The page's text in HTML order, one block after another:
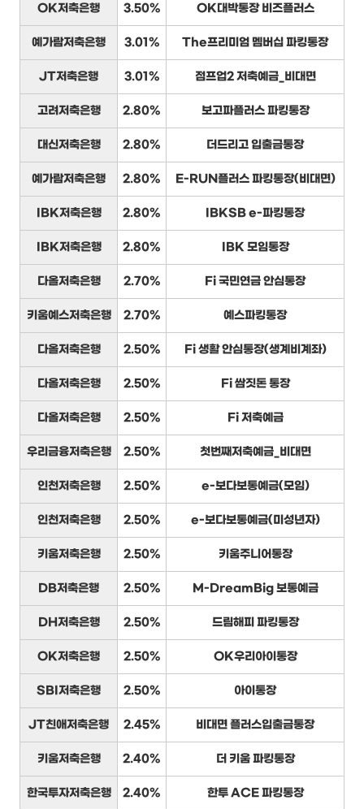
OK저축은행 3.50% OK대박통장 비즈플러스
예가람저축은행 3.01% The프리미엄 멤버십 파킹통장
JT저축은행 3.01% 점프업2 저축예금_비대면
고려저축은행 2.80% 보고파플러스 파킹통장
대신저축은행 2.80% 더드리고 입출금통장
예가람저축은행 2.80% E-RUN플러스 파킹통장(비대면)
IBK저축은행 2.80% IBKSB e-파킹통장
IBK저축은행 2.80% IBK 모임통장
다올저축은행 2.70% Fi 국민연금 안심통장
키움예스저축은행 2.70% 예스파킹통장
다올저축은행 2.50% Fi 생활 안심통장(생계비계좌)
다올저축은행 2.50% Fi 쌈짓돈 통장
다올저축은행 2.50% Fi 저축예금
우리금융저축은행 2.50% 첫번째저축예금_비대면
인천저축은행 2.50% e-보다보통예금(모임)
인천저축은행 2.50% e-보다보통예금(미성년자)
키움저축은행 2.50% 키움주니어통장
DB저축은행 2.50% M-DreamBig 보통예금
DH저축은행 2.50% 드림해피 파킹통장
OK저축은행 2.50% OK우리아이통장
SBI저축은행 2.50% 아이통장
JT친애저축은행 2.45% 비대면 플러스입출금통장
키움저축은행 2.40% 더 키움 파킹통장
한국투자저축은행 2.40% 한투 ACE 파킹통장